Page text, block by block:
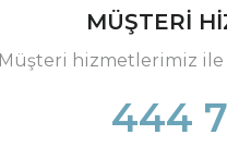
MÜŞTERİ
Müşteri hizmetlerimiz
444